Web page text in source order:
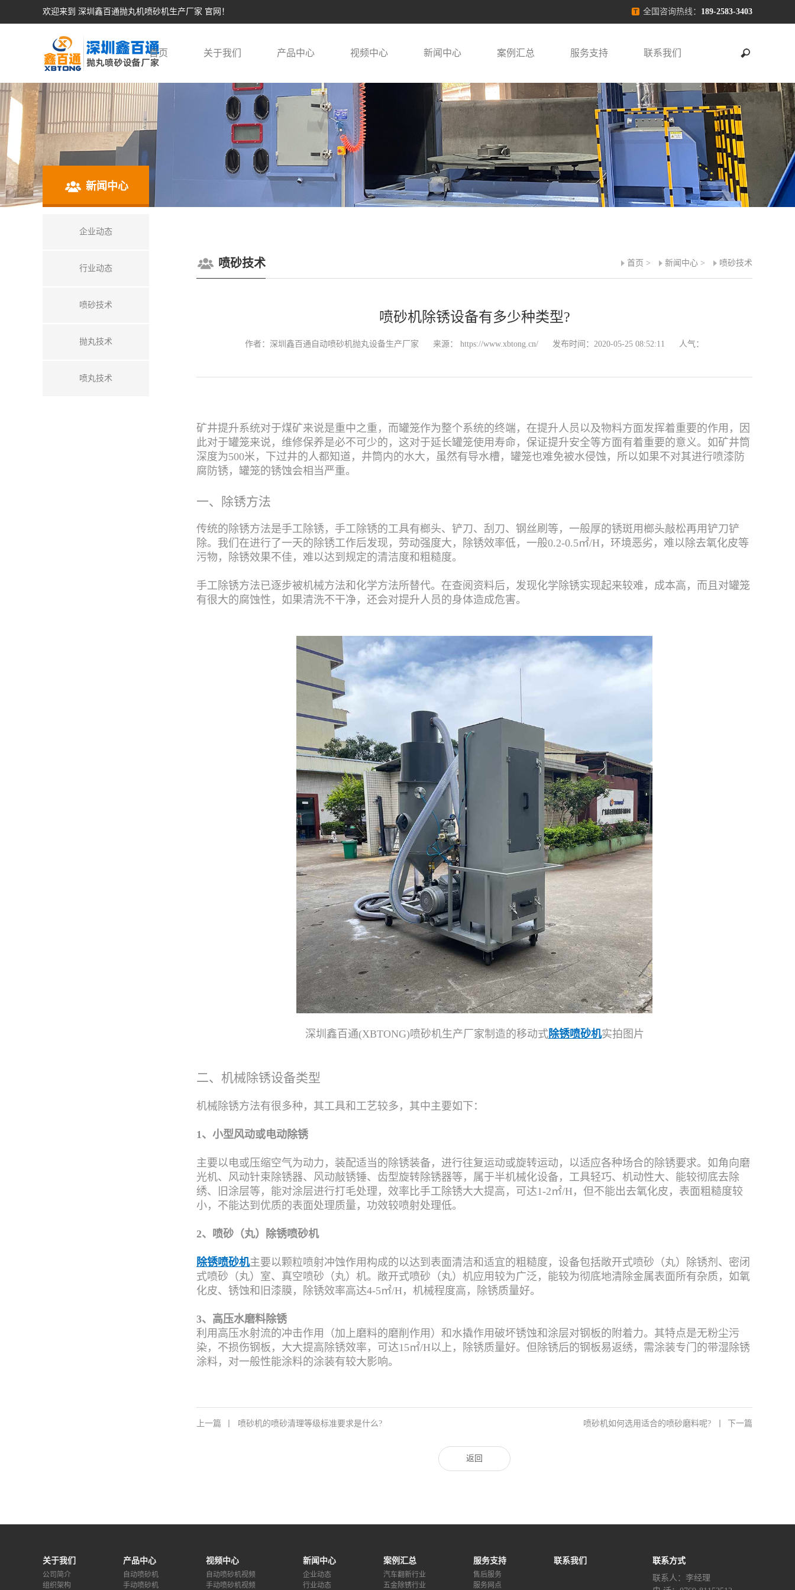
欢迎来到 深圳鑫百通抛丸机喷砂机生产厂家 官网！ 全国咨询热线： 189-2583-3403
首页 关于我们 产品中心 视频中心 新闻中心 案例汇总 服务支持 联系我们
新闻中心
企业动态
行业动态
喷砂技术
抛丸技术
喷丸技术
喷砂技术 首页 > 新闻中心 > 喷砂技术
喷砂机除锈设备有多少种类型?
作者：深圳鑫百通自动喷砂机抛丸设备生产厂家 来源： https://www.xbtong.cn/ 发布时间：2020-05-25 08:52:11 人气：
矿井提升系统对于煤矿来说是重中之重，而罐笼作为整个系统的终端，在提升人员以及物料方面发挥着重要的作用，因
此对于罐笼来说，维修保养是必不可少的，这对于延长罐笼使用寿命，保证提升安全等方面有着重要的意义。如矿井筒
深度为500米，下过井的人都知道，井筒内的水大，虽然有导水槽，罐笼也难免被水侵蚀，所以如果不对其进行喷漆防
腐防锈，罐笼的锈蚀会相当严重。
一、除锈方法
传统的除锈方法是手工除锈，手工除锈的工具有榔头、铲刀、刮刀、钢丝刷等，一般厚的锈斑用榔头敲松再用铲刀铲
除。我们在进行了一天的除锈工作后发现，劳动强度大，除锈效率低，一般0.2-0.5㎡/H，环境恶劣，难以除去氧化皮等
污物，除锈效果不佳，难以达到规定的清洁度和粗糙度。
手工除锈方法已逐步被机械方法和化学方法所替代。在查阅资料后，发现化学除锈实现起来较难，成本高，而且对罐笼
有很大的腐蚀性，如果清洗不干净，还会对提升人员的身体造成危害。
深圳鑫百通(XBTONG)喷砂机生产厂家制造的移动式除锈喷砂机实拍图片
二、机械除锈设备类型
机械除锈方法有很多种，其工具和工艺较多，其中主要如下：
1、小型风动或电动除锈
主要以电或压缩空气为动力，装配适当的除锈装备，进行往复运动或旋转运动，以适应各种场合的除锈要求。如角向磨
光机、风动针束除锈器、风动敲锈锤、齿型旋转除锈器等，属于半机械化设备，工具轻巧、机动性大、能较彻底去除
绣、旧涂层等，能对涂层进行打毛处理，效率比手工除锈大大提高，可达1-2㎡/H，但不能出去氧化皮，表面粗糙度较
小，不能达到优质的表面处理质量，功效较喷射处理低。
2、喷砂（丸） 除锈喷砂机
除锈喷砂机主要以颗粒喷射冲蚀作用构成的以达到表面清洁和适宜的粗糙度，设备包括敞开式喷砂（丸）除锈剂、密闭
式喷砂（丸）室、真空喷砂（丸）机。敞开式喷砂（丸）机应用较为广泛，能较为彻底地清除金属表面所有杂质，如氧
化皮、锈蚀和旧漆膜，除锈效率高达4-5㎡/H，机械程度高，除锈质量好。
3、高压水磨料除锈
利用高压水射流的冲击作用（加上磨料的磨削作用）和水撬作用破坏锈蚀和涂层对钢板的附着力。其特点是无粉尘污
染，不损伤钢板，大大提高除锈效率，可达15㎡/H以上，除锈质量好。但除锈后的钢板易返绣，需涂装专门的带湿除锈
涂料，对一般性能涂料的涂装有较大影响。
上一篇 喷砂机的喷砂清理等级标准要求是什么? 下一篇
喷砂机如何选用适合的喷砂磨料呢?
返回
关于我们
公司简介
组织架构
产品中心
自动喷砂机
手动喷砂机
视频中心
自动喷砂机视频
手动喷砂机视频
新闻中心
企业动态
行业动态
案例汇总
汽车翻新行业
五金除锈行业
服务支持
售后服务
服务网点
联系我们
联系方式
联系人：李经理‬